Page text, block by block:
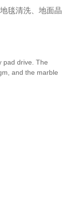
毯清洗、地面晶
pad drive. The
and the marble